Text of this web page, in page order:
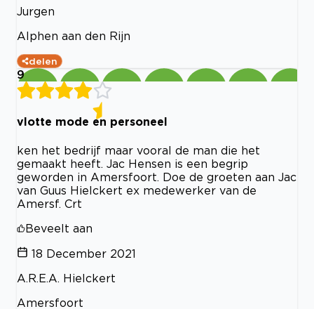
Jurgen
Alphen aan den Rijn
delen
9
vlotte mode en personeel
ken het bedrijf maar vooral de man die het
gemaakt heeft. Jac Hensen is een begrip
geworden in Amersfoort. Doe de groeten aan Jac
van Guus Hielckert ex medewerker van de
Amersf. Crt
Beveelt aan
18 December 2021
A.R.E.A. Hielckert
Amersfoort